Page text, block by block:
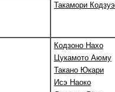
Такамори Кодзуэ
Кодзоно Нахо
Цукамото Аюму
Такано Юкари
Исэ Наоко